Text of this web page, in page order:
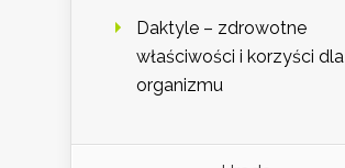
Daktyle – zdrowotne
właściwości i korzyści dla
organizmu